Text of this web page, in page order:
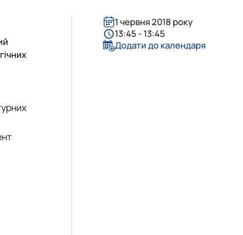
інноваційній сферах
кафедри
1 червня 2018 року
13:45 - 13:45
Додати до календаря